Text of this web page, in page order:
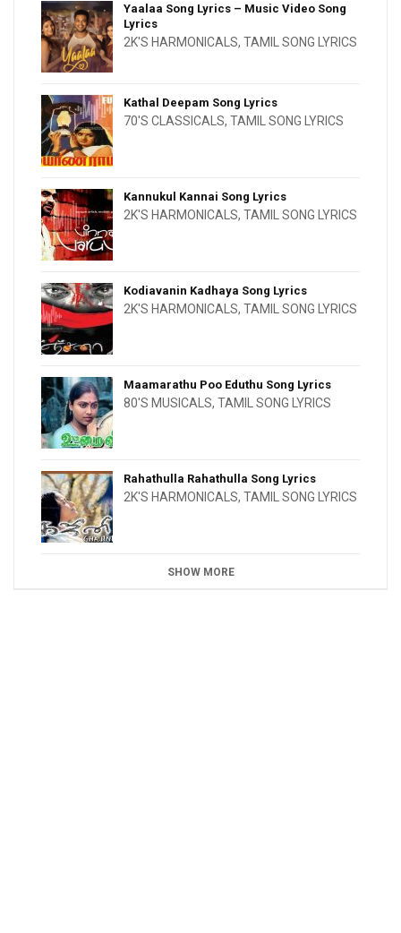
Yaalaa Song Lyrics – Music Video Song
Lyrics
2K'S HARMONICALS, TAMIL SONG LYRICS
Kathal Deepam Song Lyrics
70'S CLASSICALS, TAMIL SONG LYRICS
Kannukul Kannai Song Lyrics
2K'S HARMONICALS, TAMIL SONG LYRICS
Kodiavanin Kadhaya Song Lyrics
2K'S HARMONICALS, TAMIL SONG LYRICS
Maamarathu Poo Eduthu Song Lyrics
80'S MUSICALS, TAMIL SONG LYRICS
Rahathulla Rahathulla Song Lyrics
2K'S HARMONICALS, TAMIL SONG LYRICS
SHOW MORE